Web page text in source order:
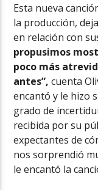
Esta nueva
la producción,
en relación con
propusimos
poco más
antes”, cuenta
encantó y le hizo
grado de
recibida por su
expectantes de
nos sorprendió
le encantó la